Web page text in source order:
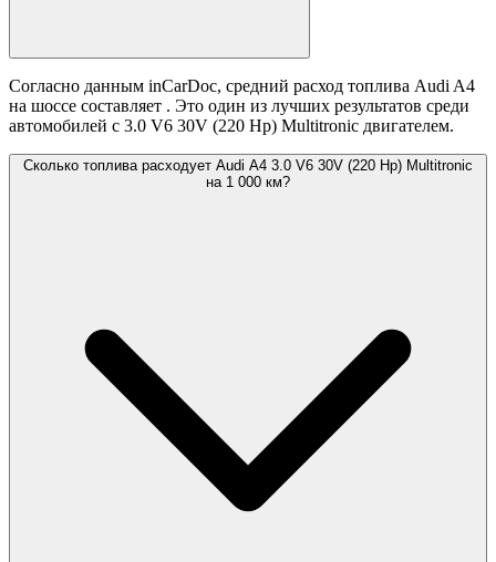
Согласно данным inCarDoc, средний расход топлива Audi A4
на шоссе составляет . Это один из лучших результатов среди
автомобилей с 3.0 V6 30V (220 Hp) Multitronic двигателем.
Сколько топлива расходует Audi A4 3.0 V6 30V (220 Hp) Multitronic
на 1 000 км?